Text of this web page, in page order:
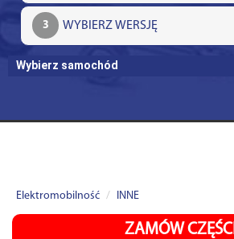
3
Wybierz samochód
Elektromobilność INNE
ZAMÓW CZĘŚCI